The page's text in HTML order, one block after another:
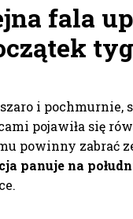
fala
i pochmurnie,
pojawiła się
powinny zabrać
panuje na